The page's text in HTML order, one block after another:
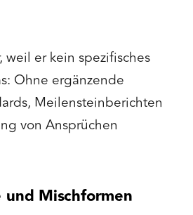
er kein spezifisches
Ohne ergänzende
Meilensteinberichten
von Ansprüchen
Mischformen